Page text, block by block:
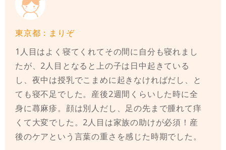
東京都：まりぞ
1人目はよく寝てくれてその間に自分も寝れまし
たが、2人目となると上の子は日中起きている
し、夜中は授乳でこまめに起きなければだし、と
ても寝不足でした。産後2週間くらいした時に全
身に蕁麻疹。顔は別人だし、足の先まで腫れて痒
くて大変でした。2人目は家族の助けが必須！産
後のケアという言葉の重さを感じた時期でした。